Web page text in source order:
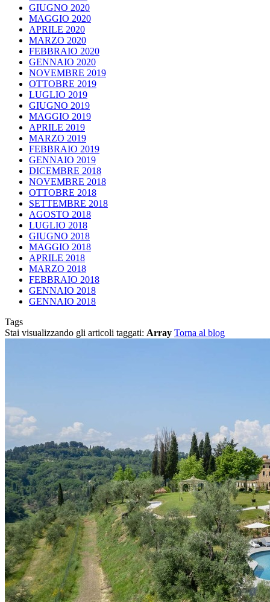
GIUGNO 2020
MAGGIO 2020
APRILE 2020
MARZO 2020
FEBBRAIO 2020
GENNAIO 2020
NOVEMBRE 2019
OTTOBRE 2019
LUGLIO 2019
GIUGNO 2019
MAGGIO 2019
APRILE 2019
MARZO 2019
FEBBRAIO 2019
GENNAIO 2019
DICEMBRE 2018
NOVEMBRE 2018
OTTOBRE 2018
SETTEMBRE 2018
AGOSTO 2018
LUGLIO 2018
GIUGNO 2018
MAGGIO 2018
APRILE 2018
MARZO 2018
FEBBRAIO 2018
GENNAIO 2018
GENNAIO 2018
Tags
Stai visualizzando gli articoli taggati: Array Torna al blog